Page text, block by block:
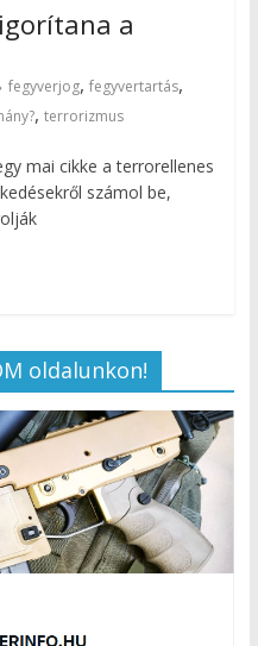
a
fegyverjog, fegyvertartás,
, terrorizmus
mai cikke a terrorellenes
számol be,
oldalunkon!